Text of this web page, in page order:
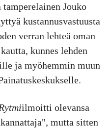
Jouko
kustannusvastuusta
verran lehteä oman
kunnes lehden
ja myöhemmin muun
ilmoitti olevansa
mutta sitten